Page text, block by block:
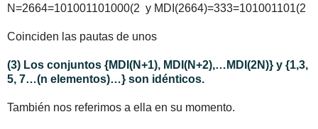
N=2664=101001101000(2 y MDI(2664)=333=101001101(2
Coinciden las pautas de unos
(3) Los conjuntos {MDI(N+1), MDI(N+2),…MDI(2N)} y {1,3,
5, 7…(n elementos)…} son idénticos.
También nos referimos a ella en su momento.